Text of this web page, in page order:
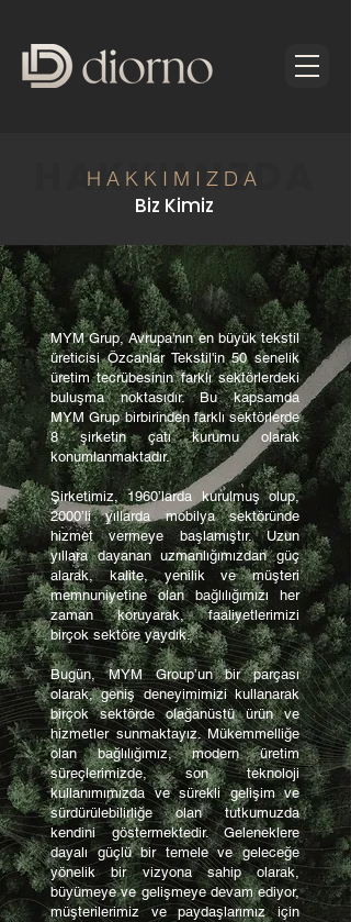
HAKKIMIZDA
HAKKIMIZDA
Biz Kimiz
MYM Grup, Avrupa'nın en büyük tekstil
üreticisi Özcanlar Tekstil'in 50 senelik
üretim tecrübesinin farklı sektörlerdeki
buluşma noktasıdır. Bu kapsamda
MYM Grup birbirinden farklı sektörlerde
8 şirketin çatı kurumu olarak
konumlanmaktadır.
Şirketimiz, 1960’larda kurulmuş olup,
2000’li yıllarda mobilya sektöründe
hizmet vermeye başlamıştır. Uzun
yıllara dayanan uzmanlığımızdan güç
alarak, kalite, yenilik ve müşteri
memnuniyetine olan bağlılığımızı her
zaman koruyarak, faaliyetlerimizi
birçok sektöre yaydık.
Bugün, MYM Group’un bir parçası
olarak, geniş deneyimimizi kullanarak
birçok sektörde olağanüstü ürün ve
hizmetler sunmaktayız. Mükemmelliğe
olan bağlılığımız, modern üretim
süreçlerimizde, son teknoloji
kullanımımızda ve sürekli gelişim ve
sürdürülebilirliğe olan tutkumuzda
kendini göstermektedir. Geleneklere
dayalı güçlü bir temele ve geleceğe
yönelik bir vizyona sahip olarak,
büyümeye ve gelişmeye devam ediyor,
müşterilerimiz ve paydaşlarımız için